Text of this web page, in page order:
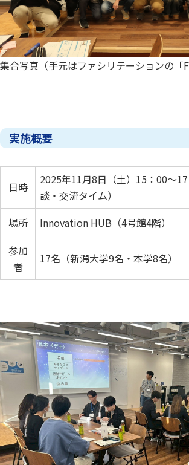
集合写真（手元はファシリテーションの「F
実施概要
日時
2025年11月8日（土）15：00～
談・交流タイム）
場所
Innovation HUB（4号館4階）
参加
者
17名（新潟大学9名・本学8名）